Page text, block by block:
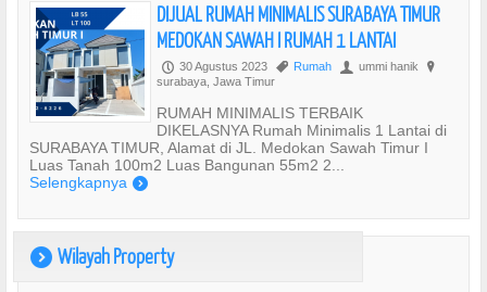
DIJUAL RUMAH MINIMALIS SURABAYA TIMUR
MEDOKAN SAWAH I RUMAH 1 LANTAI
P 30 Agustus 2023 , Rumah U ummi hanik ?
surabaya, Jawa Timur
RUMAH MINIMALIS TERBAIK
DIKELASNYA Rumah Minimalis 1 Lantai di
SURABAYA TIMUR, Alamat di JL. Medokan Sawah Timur I
Luas Tanah 100m2 Luas Bangunan 55m2 2...
Selengkapnya )
) Wilayah Property